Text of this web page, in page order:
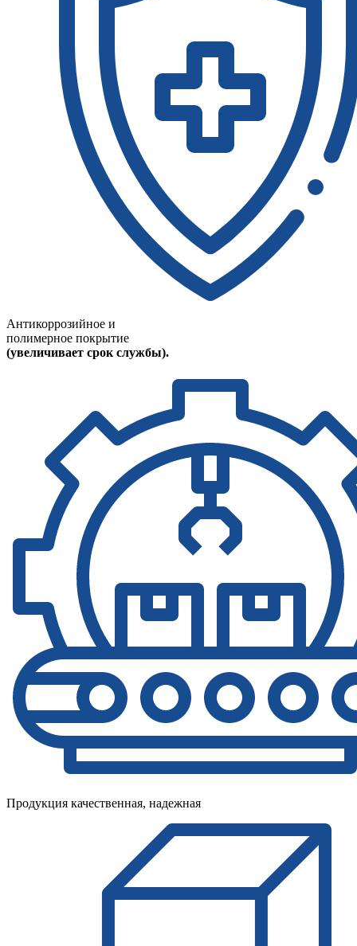
Антикоррозийное и
полимерное покрытие
(увеличивает срок службы).
Продукция качественная, надежная